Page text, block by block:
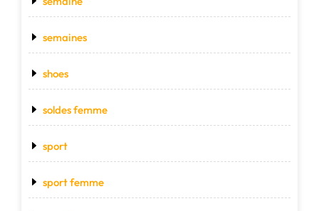
semaines
shoes
soldes femme
sport
sport femme